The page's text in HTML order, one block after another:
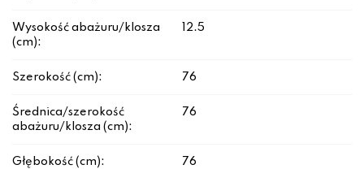
Wysokość abażuru/klosza
(cm):
12.5
Szerokość (cm): 76
Średnica/szerokość
abażuru/klosza (cm):
76
Głębokość (cm): 76